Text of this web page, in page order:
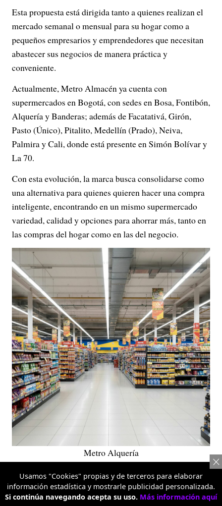
Esta propuesta está dirigida tanto a quienes realizan el
mercado semanal o mensual para su hogar como a
pequeños empresarios y emprendedores que necesitan
abastecer sus negocios de manera práctica y
conveniente.
Actualmente, Metro Almacén ya cuenta con
supermercados en Bogotá, con sedes en Bosa, Fontibón,
Alquería y Banderas; además de Facatativá, Girón,
Pasto (Único), Pitalito, Medellín (Prado), Neiva,
Palmira y Cali, donde está presente en Simón Bolívar y
La 70.
Con esta evolución, la marca busca consolidarse como
una alternativa para quienes quieren hacer una compra
inteligente, encontrando en un mismo supermercado
variedad, calidad y opciones para ahorrar más, tanto en
las compras del hogar como en las del negocio.
Metro Alquería
SUPERMERCADO AHORRO TIENDAS BOGOTÁ
Usamos "Cookies" propias y de terceros para elaborar
información estadística y mostrarle publicidad personalizada.
Si continúa navegando acepta su uso. Más información aquí